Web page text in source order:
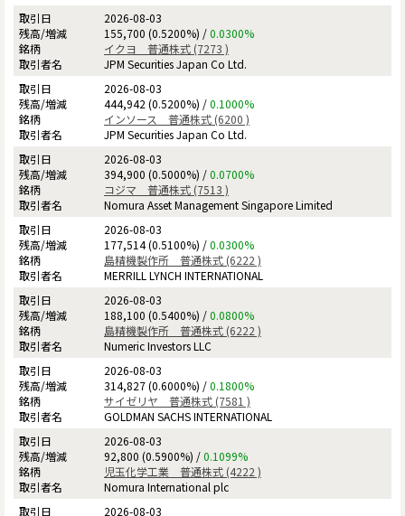
2026-08-03
155,700 (0.5200%) /0.0300%
イクヨ 普通株式 (7273 )
JPM Securities Japan Co Ltd.
2026-08-03
444,942 (0.5200%) /0.1000%
インソース 普通株式 (6200 )
JPM Securities Japan Co Ltd.
2026-08-03
394,900 (0.5000%) /0.0700%
コジマ 普通株式 (7513 )
Nomura Asset Management Singapore Limited
2026-08-03
177,514 (0.5100%) /0.0300%
島精機製作所 普通株式 (6222 )
MERRILL LYNCH INTERNATIONAL
2026-08-03
188,100 (0.5400%) /0.0800%
島精機製作所 普通株式 (6222 )
Numeric Investors LLC
2026-08-03
314,827 (0.6000%) /0.1800%
サイゼリヤ 普通株式 (7581 )
GOLDMAN SACHS INTERNATIONAL
2026-08-03
92,800 (0.5900%) /0.1099%
児玉化学工業 普通株式 (4222 )
Nomura International plc
2026-08-03